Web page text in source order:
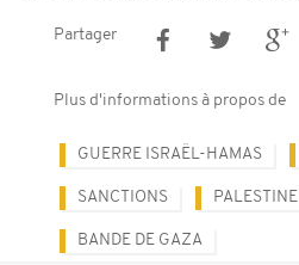
Partager
Plus d'informations à propos de
GUERRE ISRAËL-HAMAS
SANCTIONS PALESTINE
BANDE DE GAZA